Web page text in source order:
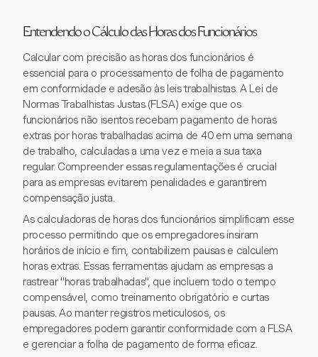
Entendendo o Cálculo das Horas dos Funcionários
Calcular com precisão as horas dos funcionários é
essencial para o processamento de folha de pagamento
em conformidade e adesão às leis trabalhistas. A Lei de
Normas Trabalhistas Justas (FLSA) exige que os
funcionários não isentos recebam pagamento de horas
extras por horas trabalhadas acima de 40 em uma semana
de trabalho, calculadas a uma vez e meia a sua taxa
regular. Compreender essas regulamentações é crucial
para as empresas evitarem penalidades e garantirem
compensação justa.
As calculadoras de horas dos funcionários simplificam esse
processo permitindo que os empregadores insiram
horários de início e fim, contabilizem pausas e calculem
horas extras. Essas ferramentas ajudam as empresas a
rastrear "horas trabalhadas", que incluem todo o tempo
compensável, como treinamento obrigatório e curtas
pausas. Ao manter registros meticulosos, os
empregadores podem garantir conformidade com a FLSA
e gerenciar a folha de pagamento de forma eficaz.